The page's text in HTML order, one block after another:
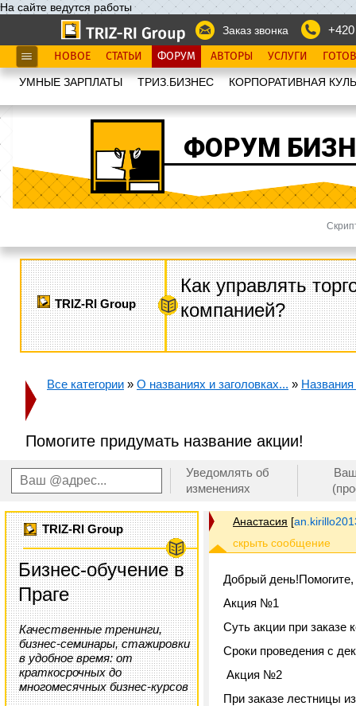
На сайте ведутся работы
Заказ звонка
НОВОЕ СТАТЬИ ФОРУМ АВТОРЫ УСЛУГИ
УМНЫЕ ЗАРПЛАТЫ ТРИЗ.БИЗНЕС КОРПОРАТИВНАЯ
ФОРУМ
TRIZ-RI Group
Как управлять
компанией?
Все категории » О названиях и заголовках... »
Помогите придумать название акции!
Уведомлять об
изменениях
TRIZ-RI Group
Бизнес-обучение в
Праге
Качественные тренинги,
бизнес-семинары, стажировки
в удобное время: от
краткосрочных до
многомесячных бизнес-курсов
Анастасия [
Добрый день!Помогите,
Акция №1
Суть акции при заказе
Сроки проведения с
Акция №2
При заказе лестницы